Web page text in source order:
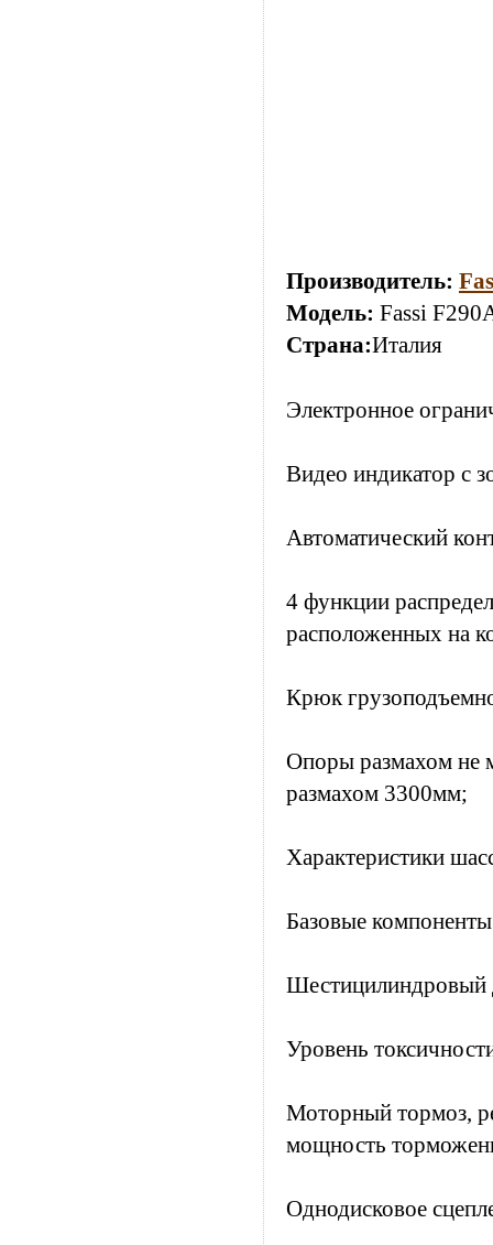
Производитель:
Модель: Fassi
Страна:Италия
Электронное
Видео индикатор с
Автоматический
4 функции
расположенных на
Крюк
Опоры размахом не
размахом 3300мм;
Характеристики
Базовые компоненты
Шестицилиндровый
Уровень
Моторный тормоз,
мощность
Однодисковое